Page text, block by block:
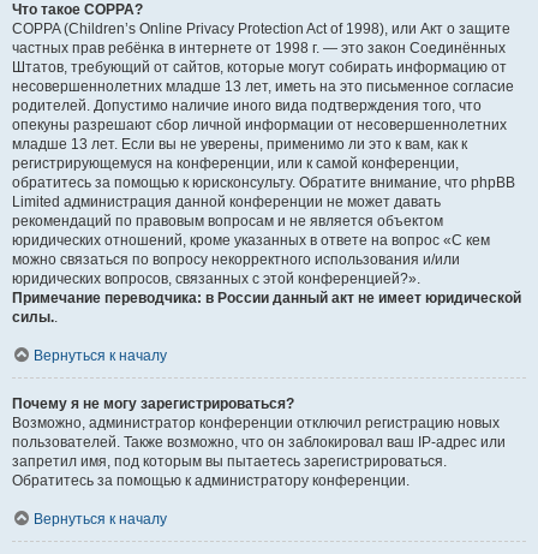
Что такое COPPA?
COPPA (Children’s Online Privacy Protection Act of 1998), или Акт о защите
частных прав ребёнка в интернете от 1998 г. — это закон Соединённых
Штатов, требующий от сайтов, которые могут собирать информацию от
несовершеннолетних младше 13 лет, иметь на это письменное согласие
родителей. Допустимо наличие иного вида подтверждения того, что
опекуны разрешают сбор личной информации от несовершеннолетних
младше 13 лет. Если вы не уверены, применимо ли это к вам, как к
регистрирующемуся на конференции, или к самой конференции,
обратитесь за помощью к юрисконсульту. Обратите внимание, что phpBB
Limited администрация данной конференции не может давать
рекомендаций по правовым вопросам и не является объектом
юридических отношений, кроме указанных в ответе на вопрос «С кем
можно связаться по вопросу некорректного использования и/или
юридических вопросов, связанных с этой конференцией?».
Примечание переводчика: в России данный акт не имеет юридической
силы..
Вернуться к началу
Почему я не могу зарегистрироваться?
Возможно, администратор конференции отключил регистрацию новых
пользователей. Также возможно, что он заблокировал ваш IP-адрес или
запретил имя, под которым вы пытаетесь зарегистрироваться.
Обратитесь за помощью к администратору конференции.
Вернуться к началу